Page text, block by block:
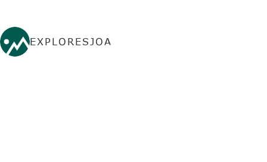
EXPLORESJOA